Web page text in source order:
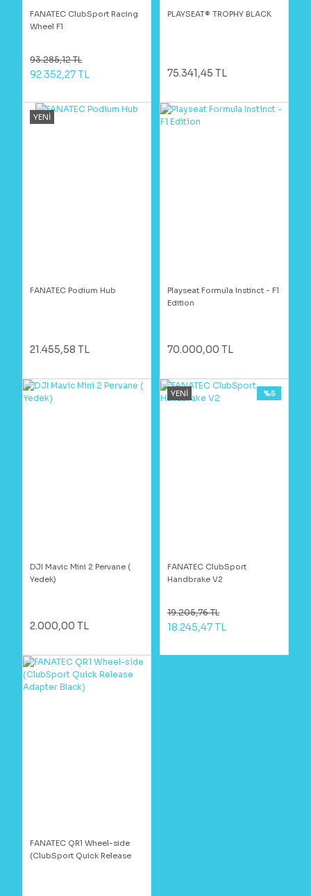
FANATEC ClubSport Racing
Wheel F1
93.285,12 TL
92.352,27 TL
PLAYSEAT® TROPHY BLACK
75.341,45 TL
YENİ
FANATEC Podium Hub
21.455,58 TL
Playseat Formula Instinct - F1
Edition
70.000,00 TL
DJI Mavic Mini 2 Pervane (
Yedek)
2.000,00 TL
YENİ
FANATEC ClubSport
Handbrake V2
%5
19.205,76 TL
18.245,47 TL
FANATEC QR1 Wheel-side
(ClubSport Quick Release